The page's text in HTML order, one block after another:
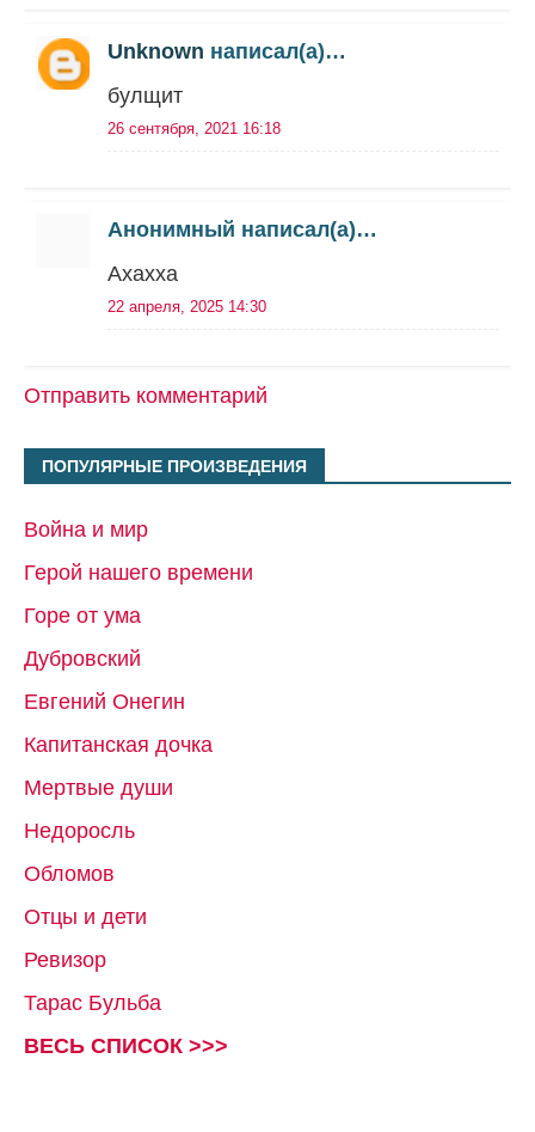
Unknown написал(а)…
булщит
26 сентября, 2021 16:18
Анонимный написал(а)…
Ахахха
22 апреля, 2025 14:30
Отправить комментарий
ПОПУЛЯРНЫЕ ПРОИЗВЕДЕНИЯ
Война и мир
Герой нашего времени
Горе от ума
Дубровский
Евгений Онегин
Капитанская дочка
Мертвые души
Недоросль
Обломов
Отцы и дети
Ревизор
Тарас Бульба
ВЕСЬ СПИСОК >>>